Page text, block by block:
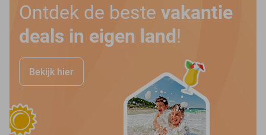
Ontdek de beste vakantie
deals in eigen land!
Bekijk hier